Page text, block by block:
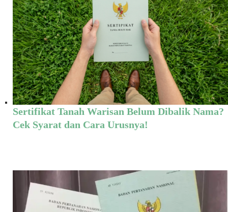
Sertifikat Tanah Warisan Belum Dibalik Nama?
Cek Syarat dan Cara Urusnya!